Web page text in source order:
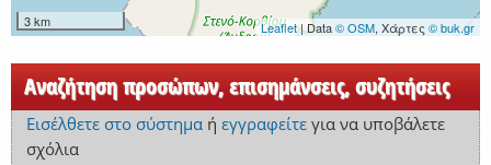
3 km Leaflet| Data© OSM, Χάρτες © buk.gr
Αναζήτηση προσώπων, επισημάνσεις, συζητήσεις
Εισέλθετε στο σύστημαή εγγραφείτεγια να υποβάλετε
σχόλια